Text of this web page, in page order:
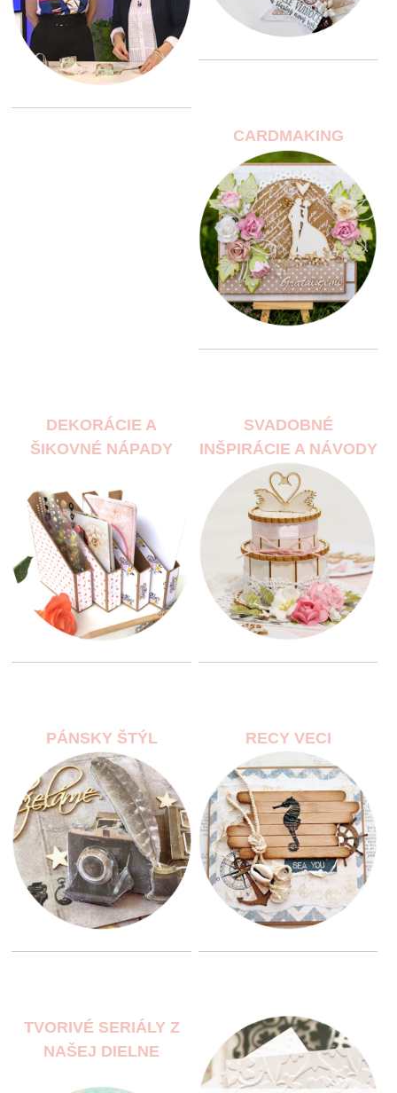
CARDMAKING
DEKORÁCIE A
ŠIKOVNÉ NÁPADY
SVADOBNÉ
INŠPIRÁCIE A NÁVODY
PÁNSKY ŠTÝL RECY VECI
TVORIVÉ SERIÁLY Z
NAŠEJ DIELNE